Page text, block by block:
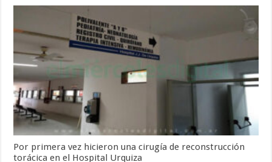
Por primera vez hicieron una cirugía de reconstrucción
torácica en el Hospital Urquiza